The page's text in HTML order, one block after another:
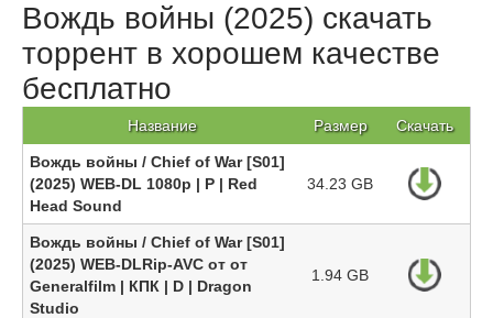
Вождь войны (2025) скачать
торрент в хорошем качестве
бесплатно
Название Размер Скачать
Вождь войны / Chief of War [S01]
(2025) WEB-DL 1080p | P | Red
Head Sound
34.23 GB
Вождь войны / Chief of War [S01]
(2025) WEB-DLRip-AVC от от
Generalfilm | КПК | D | Dragon
Studio
1.94 GB